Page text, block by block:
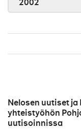
2002
Nelosen uutiset ja
yhteistyöhön
uutisoinnissa